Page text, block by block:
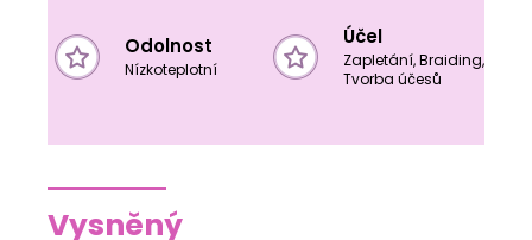
Odolnost
Nízkoteplotní
Účel
Zapletání, Braiding,
Tvorba účesů
Vysněný